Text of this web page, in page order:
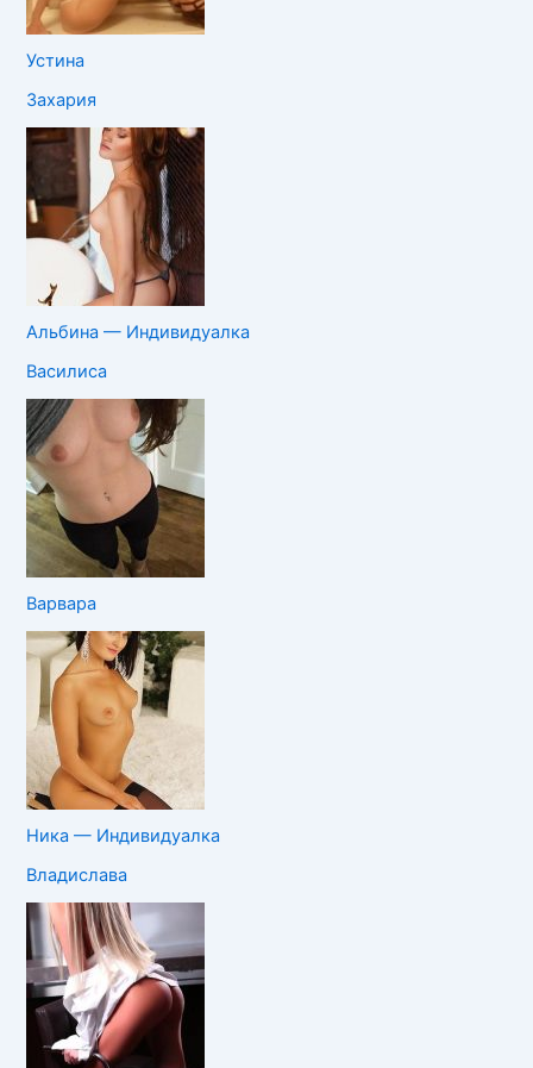
Устина
Захария
Альбина — Индивидуалка
Василиса
Варвара
Ника — Индивидуалка
Владислава